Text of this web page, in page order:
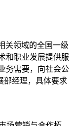
关领域的全国一级
和职业发展提供服
务需要，向社会公
部经理，具体要求